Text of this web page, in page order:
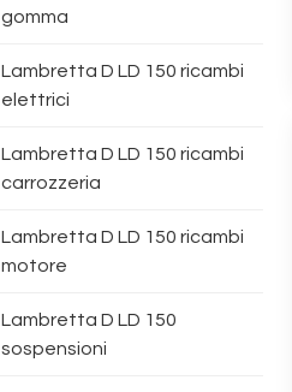
gomma
Lambretta D LD 150 ricambi
elettrici
Lambretta D LD 150 ricambi
carrozzeria
Lambretta D LD 150 ricambi
motore
Lambretta D LD 150
sospensioni